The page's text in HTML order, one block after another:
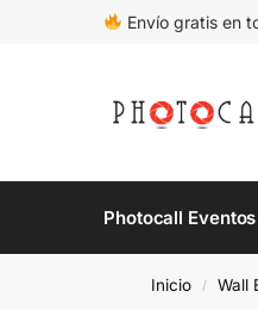
Envío gratis en
Photocall Eventos
Inicio / Wall